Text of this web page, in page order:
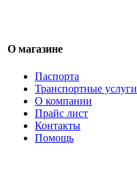
О магазине
Паспорта
Транспортные услуги
О компании
Прайс лист
Контакты
Помощь